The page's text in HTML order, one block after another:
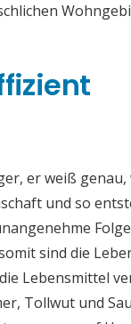
er weiß genau,
und so
sind die
Lebensmittel
Tollwut und